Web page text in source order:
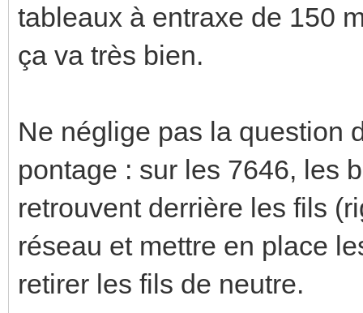
tableaux à entraxe de 150
ça va très bien.
Ne néglige pas la question
pontage : sur les 7646, les
retrouvent derrière les fils
réseau et mettre en place
retirer les fils de neutre.